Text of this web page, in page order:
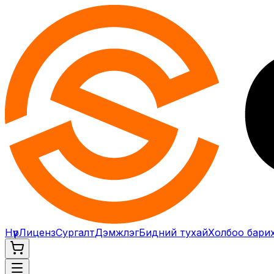
НүүрЛицензСургалтДэмжлэгБидний тухайХолбоо